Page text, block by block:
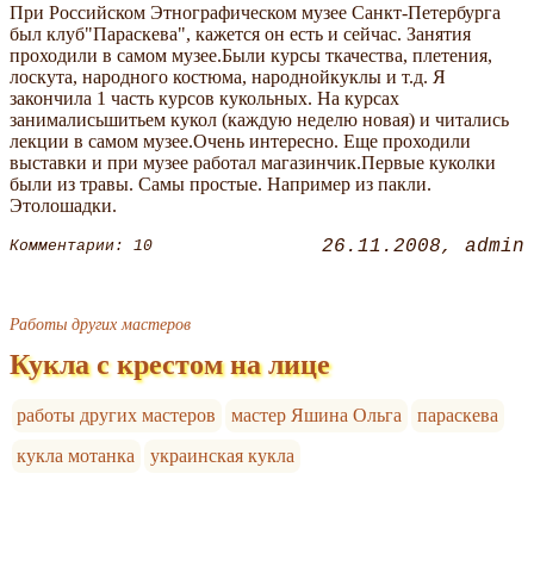
При Российском Этнографическом музее Санкт-Петербурга
был клуб"Параскева", кажется он есть и сейчас. Занятия
проходили в самом музее.Были курсы ткачества, плетения,
лоскута, народного костюма, народнойкуклы и т.д. Я
закончила 1 часть курсов кукольных. На курсах
занималисьшитьем кукол (каждую неделю новая) и читались
лекции в самом музее.Очень интересно. Еще проходили
выставки и при музее работал магазинчик.Первые куколки
были из травы. Самы простые. Например из пакли.
Этолошадки.
Комментарии: 10 26.11.2008 admin
Работы других мастеров
Кукла с крестом на лице
работы других мастеров мастер Яшина Ольга
параскева
кукла мотанка
украинская кукла